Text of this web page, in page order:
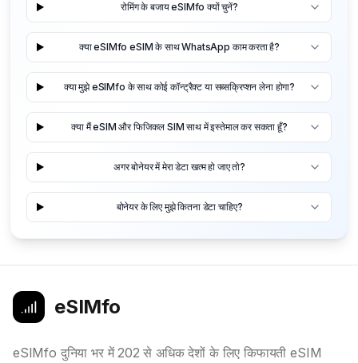
रोमिंग के बजाय eSIMfo क्यों चुनें?
क्या eSIMfo eSIM के साथ WhatsApp काम करता है?
क्या मुझे eSIMfo के साथ कोई कॉन्ट्रैक्ट या सब्सक्रिप्शन लेना होगा?
क्या मैं eSIM और फिजिकल SIM साथ में इस्तेमाल कर सकता हूँ?
अगर बोनेयर में मेरा डेटा खत्म हो जाए तो?
बोनेयर के लिए मुझे कितना डेटा चाहिए?
eSIMfo
eSIMfo दुनिया भर में 202 से अधिक देशों के लिए किफायती eSIM